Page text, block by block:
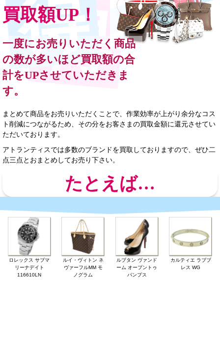
買取額UP！
一度にお売りいただく商品
の数が多いほど買取額の合
計をUPさせていただきま
す。
まとめて商品をお売りいただくことで、作業効率が上がり余分なコス
ト削減につながるため、その分をお客さまの買取金額に還元させてい
ただいております。
アトランティスでは多数のブランドを買取しておりますので、ぜひ二
点三点とおまとめしてお売り下さい。
たとえば…
ロレックス サブマ
リーナデイト
116610LN
ルイ・ヴィトン ネ
ヴァーフルMM モ
ノグラム
ルブタン ヴァンド
ーム オープントゥ
パンプス
カルティエ ラブブ
レス WG